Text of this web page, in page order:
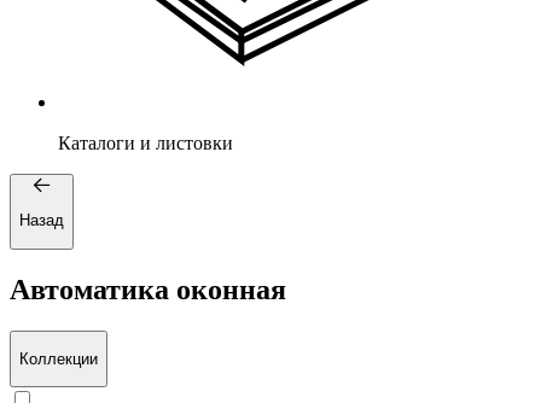
Каталоги и листовки
Назад
Автоматика оконная
Коллекции